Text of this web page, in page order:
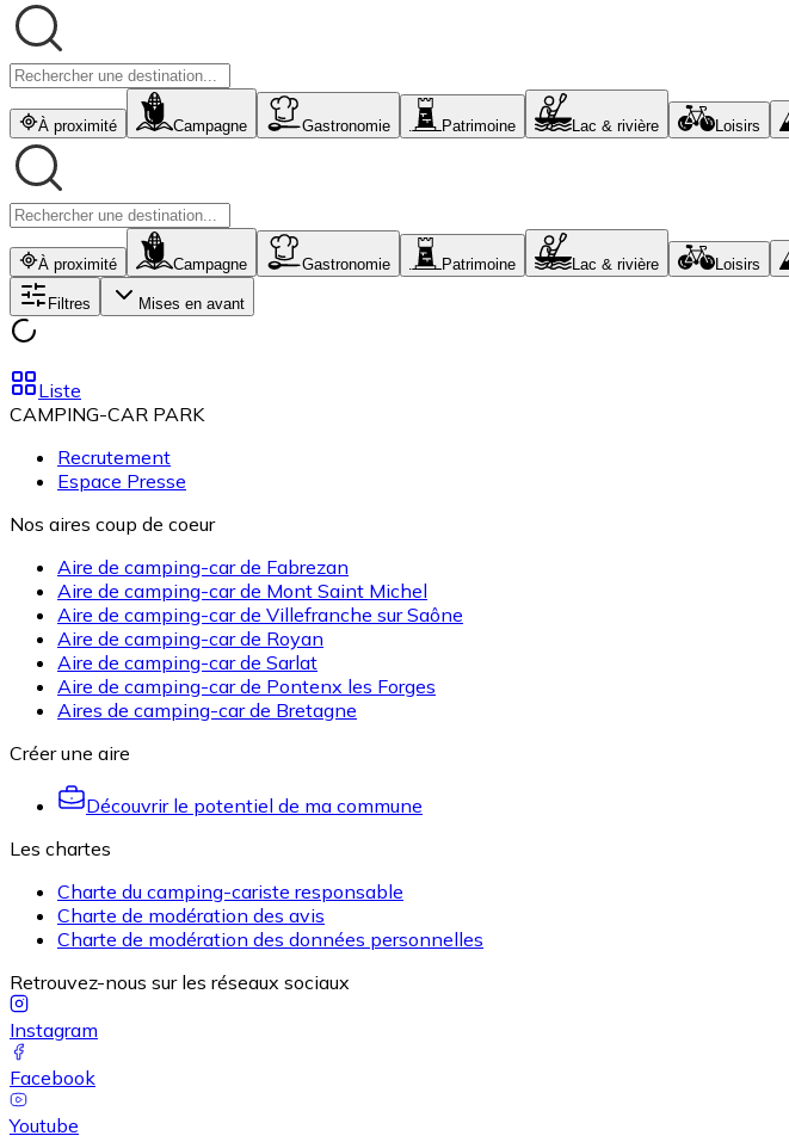
À proximité Campagne Gastronomie Patrimoine Lac & rivière Loisirs
À proximité Campagne Gastronomie Patrimoine Lac & rivière Loisirs
Filtres Mises en avant
Liste
CAMPING-CAR PARK
Recrutement
Espace Presse
Nos aires coup de coeur
Aire de camping-car de Fabrezan
Aire de camping-car de Mont Saint Michel
Aire de camping-car de Villefranche sur Saône
Aire de camping-car de Royan
Aire de camping-car de Sarlat
Aire de camping-car de Pontenx les Forges
Aires de camping-car de Bretagne
Créer une aire
Découvrir le potentiel de ma commune
Les chartes
Charte du camping-cariste responsable
Charte de modération des avis
Charte de modération des données personnelles
Retrouvez-nous sur les réseaux sociaux
Instagram
Facebook
Youtube